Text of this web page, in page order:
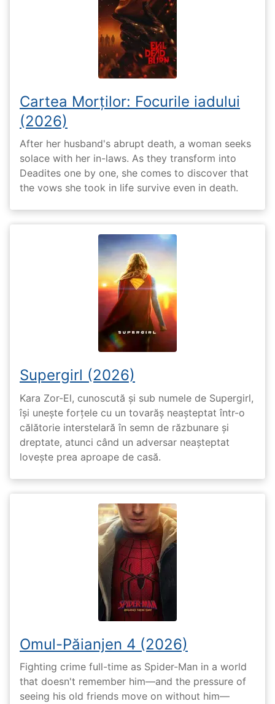
Cartea Morților: Focurile iadului
(2026)
After her husband's abrupt death, a woman seeks
solace with her in-laws. As they transform into
Deadites one by one, she comes to discover that
the vows she took in life survive even in death.
Supergirl (2026)
Kara Zor-El, cunoscută și sub numele de Supergirl,
își unește forțele cu un tovarăș neașteptat într-o
călătorie interstelară în semn de răzbunare și
dreptate, atunci când un adversar neașteptat
lovește prea aproape de casă.
Omul-Păianjen 4 (2026)
Fighting crime full-time as Spider-Man in a world
that doesn't remember him—and the pressure of
seeing his old friends move on without him—